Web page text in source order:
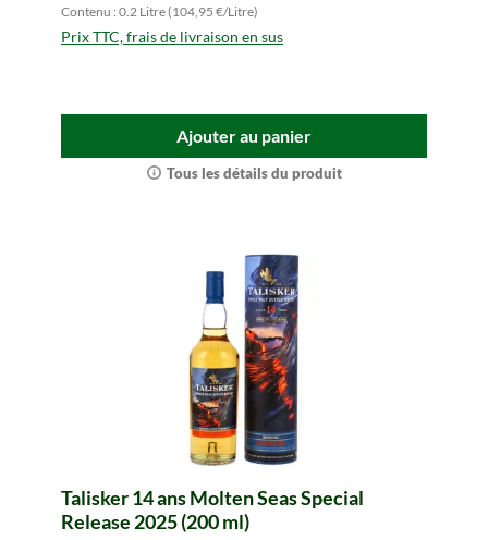
Contenu : 0.2 Litre (104,95 €/Litre)
Prix TTC, frais de livraison en sus
Ajouter au panier
Tous les détails du produit
Talisker 14 ans Molten Seas Special
Release 2025 (200 ml)